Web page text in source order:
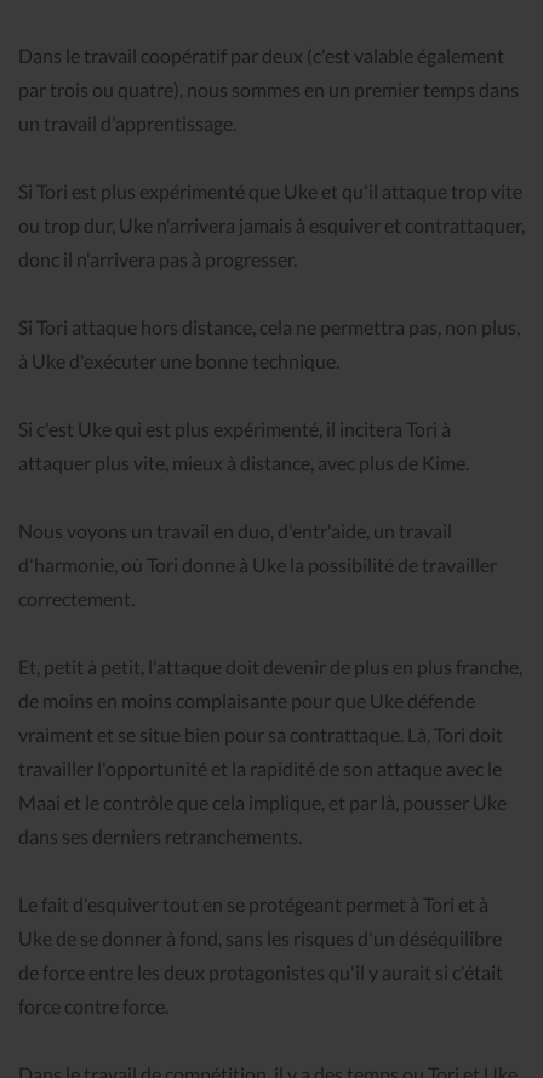
Dans le travail coopératif par deux (c'est valable également
par trois ou quatre), nous sommes en un premier temps dans
un travail d'apprentissage.
Si Tori est plus expérimenté que Uke et qu'il attaque trop vite
ou trop dur, Uke n'arrivera jamais à esquiver et contrattaquer,
donc il n'arrivera pas à progresser.
Si Tori attaque hors distance, cela ne permettra pas, non plus,
à Uke d'exécuter une bonne technique.
Si c'est Uke qui est plus expérimenté, il incitera Tori à
attaquer plus vite, mieux à distance, avec plus de Kime.
Nous voyons un travail en duo, d'entr'aide, un travail
d'harmonie, où Tori donne à Uke la possibilité de travailler
correctement.
Et, petit à petit, l'attaque doit devenir de plus en plus franche,
de moins en moins complaisante pour que Uke défende
vraiment et se situe bien pour sa contrattaque. Là, Tori doit
travailler l'opportunité et la rapidité de son attaque avec le
Maai et le contrôle que cela implique, et par là, pousser Uke
dans ses derniers retranchements.
Le fait d'esquiver tout en se protégeant permet à Tori et à
Uke de se donner à fond, sans les risques d'un déséquilibre
de force entre les deux protagonistes qu'il y aurait si c'était
force contre force.